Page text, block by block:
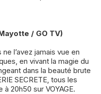
/ GO TV)
l’avez jamais vue en
en vivant la magie du
dans la beauté brute
SECRETE, tous les
20h50 sur VOYAGE.